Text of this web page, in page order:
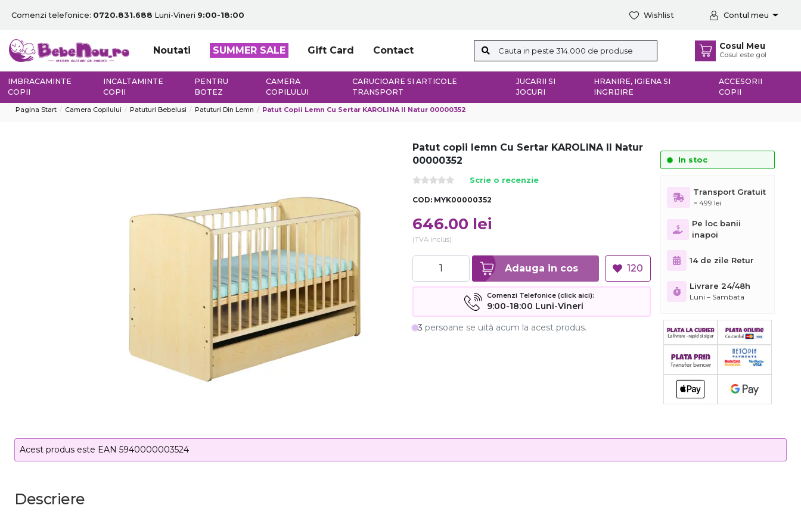
Comenzi telefonice: 0720.831.688 Luni-Vineri 9:00-18:00 Wishlist Contul meu
Noutati SUMMER SALE Gift Card Contact Cosul Meu
Cosul este gol
IMBRACAMINTE
COPII
INCALTAMINTE
COPII
PENTRU
BOTEZ
CAMERA
COPILULUI
CARUCIOARE SI ARTICOLE
TRANSPORT
JUCARII SI
JOCURI
HRANIRE, IGIENA SI
INGRIJIRE
ACCESORII
COPII
Pagina Start Camera Copilului Patuturi Bebelusi Patuturi Din Lemn Patut Copii Lemn Cu Sertar KAROLINA II Natur 00000352
Patut copii lemn Cu Sertar KAROLINA II Natur
00000352
Scrie o recenzie
COD: MYK00000352
646.00 lei
(TVA inclus)
Adauga in cos 120
Comenzi Telefonice (click aici):
9:00-18:00 Luni-Vineri
3 persoane se uită acum la acest produs.
In stoc
Transport Gratuit
> 499 lei
Pe loc banii
inapoi
14 de zile Retur
Livrare 24/48h
Luni – Sambata
Acest produs este EAN 5940000003524
Descriere